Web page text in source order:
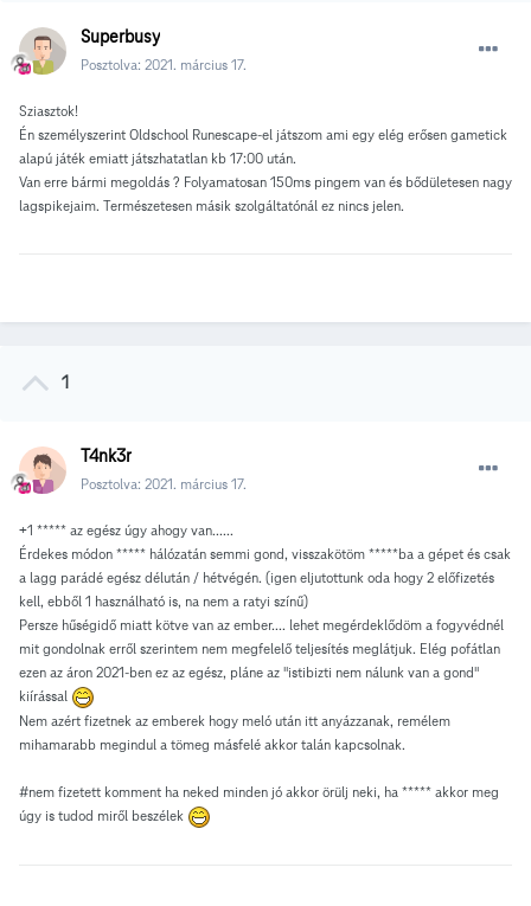
Superbusy
Posztolva: 2021. március 17.
Sziasztok!
Én személyszerint Oldschool Runescape-el játszom ami egy elég erősen gametick
alapú játék emiatt játszhatatlan kb 17:00 után.
Van erre bármi megoldás ? Folyamatosan 150ms pingem van és bődületesen nagy
lagspikejaim. Természetesen másik szolgáltatónál ez nincs jelen.
1
T4nk3r
Posztolva: 2021. március 17.
+1 ***** az egész úgy ahogy van......
Érdekes módon ***** hálózatán semmi gond, visszakötöm *****ba a gépet és csak
a lagg parádé egész délután / hétvégén. (igen eljutottunk oda hogy 2 előfizetés
kell, ebből 1 használható is, na nem a ratyi színű)
Persze hűségidő miatt kötve van az ember.... lehet megérdeklődöm a fogyvédnél
mit gondolnak erről szerintem nem megfelelő teljesítés meglátjuk. Elég pofátlan
ezen az áron 2021-ben ez az egész, pláne az "istibizti nem nálunk van a gond"
kiírással
Nem azért fizetnek az emberek hogy meló után itt anyázzanak, remélem
mihamarabb megindul a tömeg másfelé akkor talán kapcsolnak.
#nem fizetett komment ha neked minden jó akkor örülj neki, ha ***** akkor meg
úgy is tudod miről beszélek